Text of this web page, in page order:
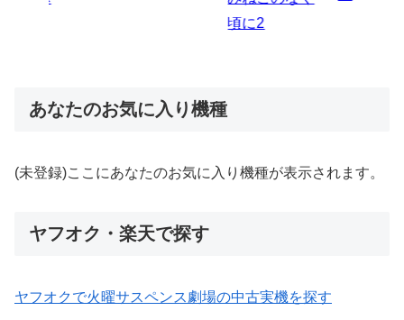
あなたのお気に入り機種
(未登録)ここにあなたのお気に入り機種が表示されます。
ヤフオク・楽天で探す
ヤフオクで火曜サスペンス劇場の中古実機を探す